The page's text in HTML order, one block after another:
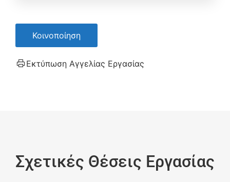
Κοινοποίηση
Εκτύπωση Αγγελίας Εργασίας
Σχετικές Θέσεις Εργασίας